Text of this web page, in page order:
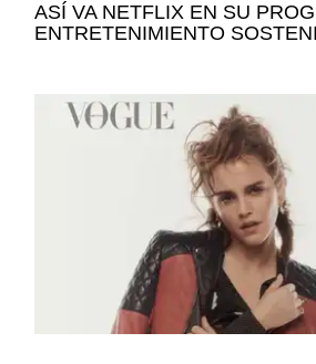
ASÍ VA NETFLIX EN SU
ENTRETENIMIENTO